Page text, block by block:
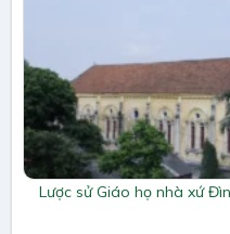
Lược sử Giáo họ nhà xứ